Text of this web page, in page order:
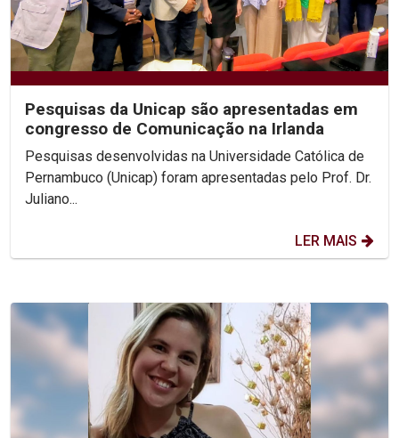
Pesquisas da Unicap são apresentadas em
congresso de Comunicação na Irlanda
Pesquisas desenvolvidas na Universidade Católica de
Pernambuco (Unicap) foram apresentadas pelo Prof. Dr.
Juliano...
LER MAIS